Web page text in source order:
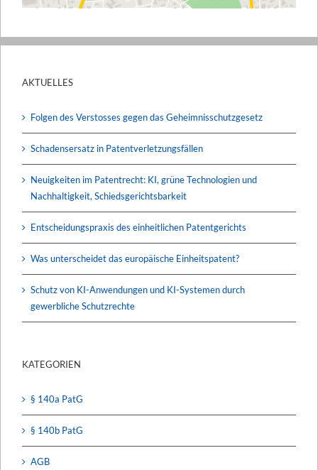
AKTUELLES
Folgen des Verstosses gegen das Geheimnisschutzgesetz
Schadensersatz in Patentverletzungsfällen
Neuigkeiten im Patentrecht: KI, grüne Technologien und
Nachhaltigkeit, Schiedsgerichtsbarkeit
Entscheidungspraxis des einheitlichen Patentgerichts
Was unterscheidet das europäische Einheitspatent?
Schutz von KI-Anwendungen und KI-Systemen durch
gewerbliche Schutzrechte
KATEGORIEN
§ 140a PatG
§ 140b PatG
AGB